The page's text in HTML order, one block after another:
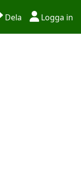
Dela Logga in